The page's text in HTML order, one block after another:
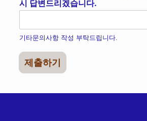
시 답변드리겠습니다.
기타문의사항 작성 부탁드립니다.
제출하기